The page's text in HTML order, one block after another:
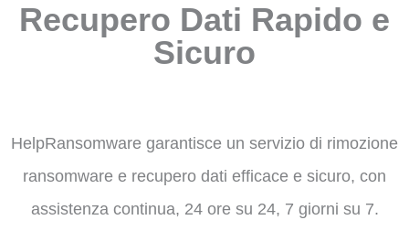
Recupero Dati Rapido e
Sicuro
HelpRansomware garantisce un servizio di rimozione
ransomware e recupero dati efficace e sicuro, con
assistenza continua, 24 ore su 24, 7 giorni su 7.